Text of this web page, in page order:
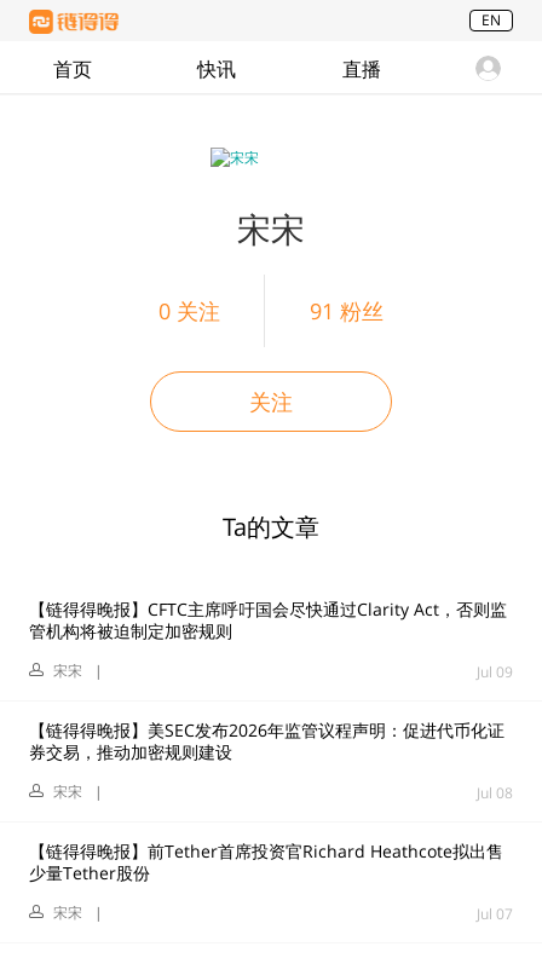
EN
首页 快讯 直播
宋宋
0关注 91 粉丝
关注
Ta的文章
【链得得晚报】CFTC主席呼吁国会尽快通过Clarity Act，否则监
管机构将被迫制定加密规则
宋宋 | Jul 09
【链得得晚报】美SEC发布2026年监管议程声明：促进代币化证
券交易，推动加密规则建设
宋宋 | Jul 08
【链得得晚报】前Tether首席投资官Richard Heathcote拟出售
少量Tether股份
宋宋 | Jul 07